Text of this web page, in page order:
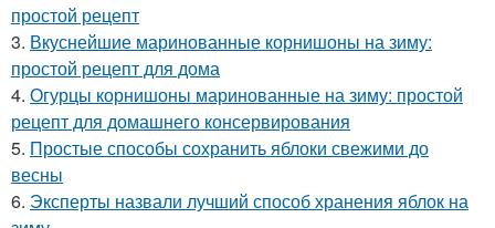
простой рецепт
3. Вкуснейшие маринованные корнишоны на зиму:
простой рецепт для дома
4. Огурцы корнишоны маринованные на зиму: простой
рецепт для домашнего консервирования
5. Простые способы сохранить яблоки свежими до
весны
6. Эксперты назвали лучший способ хранения яблок на